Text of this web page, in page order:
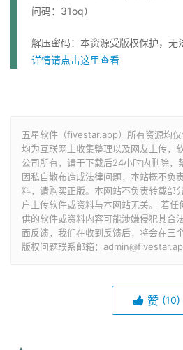
问码：31oq）
解压密码：本资源受版权保护，无
详情请点击这里查看
五星软件（fivestar.app）所有资源均
均为互联网上收集整理以及网友上传，
公司所有，请于下载后24小时内删除，
因私自散布造成法律问题，本站概不负
料，请购买正版。本网站不负责转载部
户上传软件或资料与本网站无关。 若任
供的软件或资料内容可能涉嫌侵犯其合
面反馈，我们在收到反馈后，将会在三
版权问题联系邮箱：
赞 (10)